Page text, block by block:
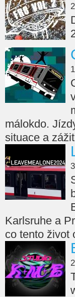
málokdo.
situace a
Karlsruhe a
co tento život